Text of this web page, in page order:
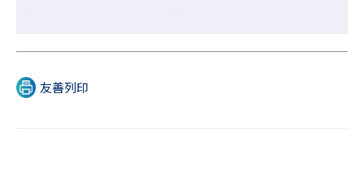
友善列印